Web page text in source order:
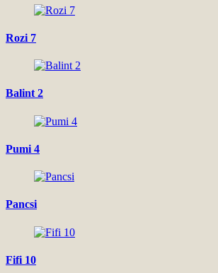
Rozi 7
Balint 2
Pumi 4
Pancsi
Fifi 10